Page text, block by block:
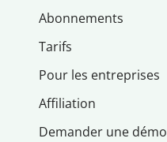
Abonnements
Tarifs
Pour les entreprises
Affiliation
Demander une démo